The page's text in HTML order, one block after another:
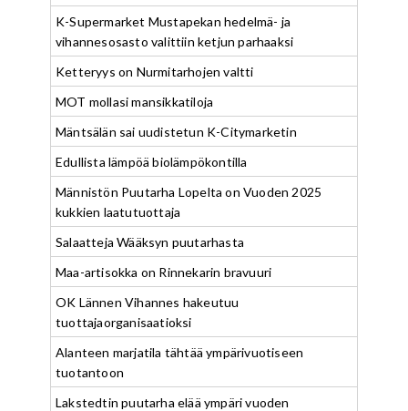
K-Supermarket Mustapekan hedelmä- ja
vihannesosasto valittiin ketjun parhaaksi
Ketteryys on Nurmitarhojen valtti
MOT mollasi mansikkatiloja
Mäntsälän sai uudistetun K-Citymarketin
Edullista lämpöä biolämpökontilla
Männistön Puutarha Lopelta on Vuoden 2025
kukkien laatutuottaja
Salaatteja Wääksyn puutarhasta
Maa-artisokka on Rinnekarin bravuuri
OK Lännen Vihannes hakeutuu
tuottajaorganisaatioksi
Alanteen marjatila tähtää ympärivuotiseen
tuotantoon
Lakstedtin puutarha elää ympäri vuoden